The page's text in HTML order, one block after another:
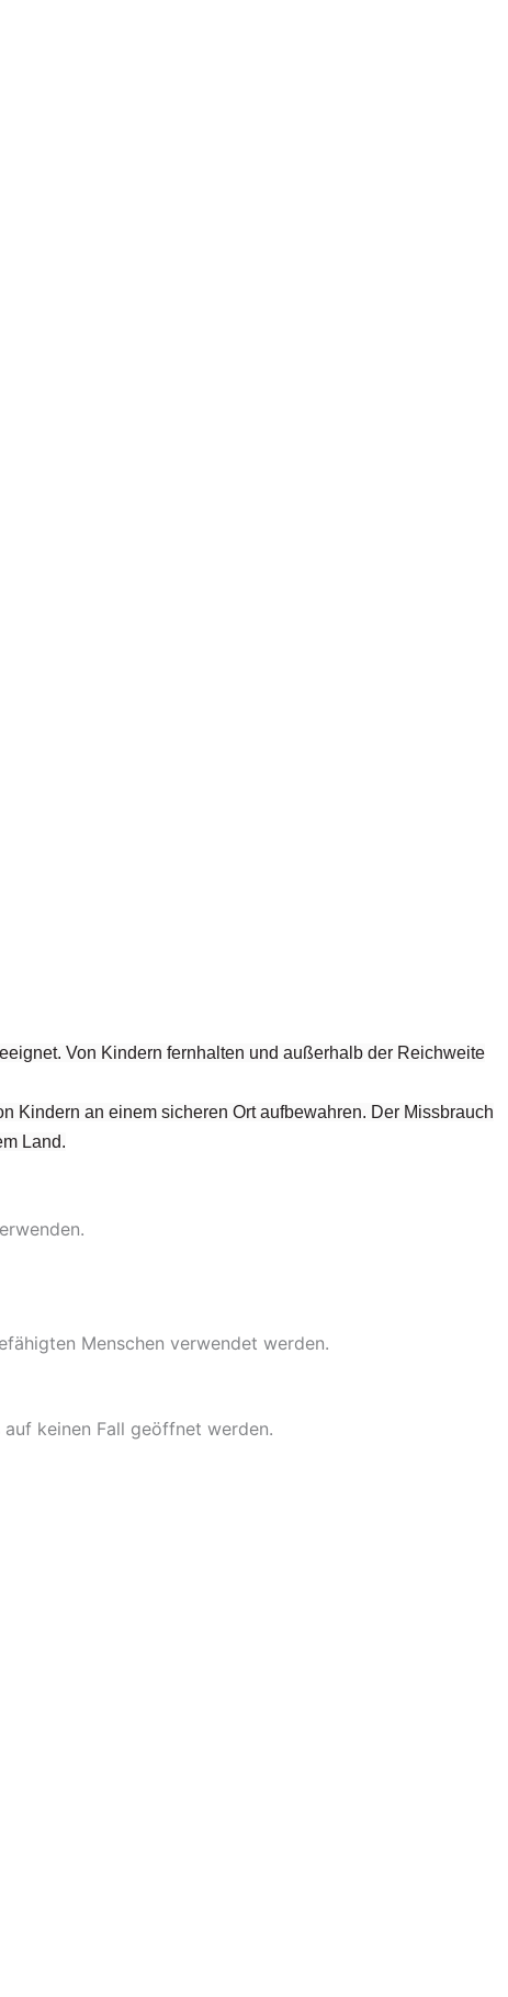
Von Kindern fernhalten und außerhalb der Reichweite
Kindern an einem sicheren Ort aufbewahren. Der Missbrauch
Land.
Menschen verwendet werden.
keinen Fall geöffnet werden.